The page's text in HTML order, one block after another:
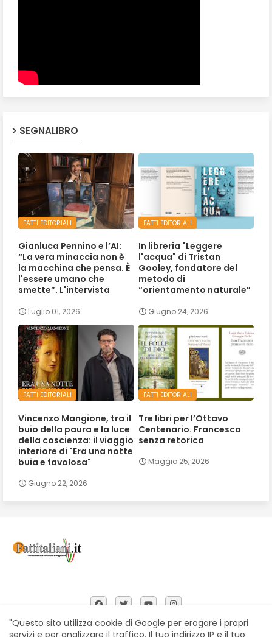
SEGNALIBRO
FATTI EDITORIALI
Gianluca Pennino e l’AI:
“La vera minaccia non è
la macchina che pensa. È
l'essere umano che
smette”. L'intervista
Luglio 01, 2026
FATTI EDITORIALI
In libreria "Leggere
l'acqua" di Tristan
Gooley, fondatore del
metodo di
“orientamento naturale”
Giugno 24, 2026
FATTI EDITORIALI
Vincenzo Mangione, tra il
buio della paura e la luce
della coscienza: il viaggio
interiore di "Era una notte
buia e favolosa"
Giugno 22, 2026
FATTI EDITORIALI
Tre libri per l’Ottavo
Centenario. Francesco
senza retorica
Maggio 25, 2026
"Questo sito utilizza cookie di Google per erogare i propri
servizi e per analizzare il traffico. Il tuo indirizzo IP e il tuo